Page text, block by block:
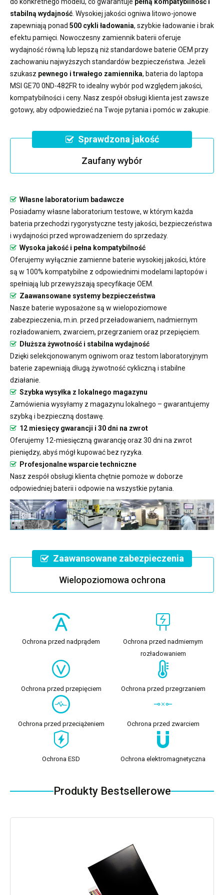
stabilną wydajność . Wysokiej jakości ogniwa litowo-jonowe
zapewniają ponad 500 cykli ładowania, szybkie ładowanie i brak
efektu pamięci. Nowoczesny zamiennik baterii oferuje
wydajność równą lub lepszą niż standardowe baterie OEM przy
zachowaniu najwyższych standardów bezpieczeństwa. Jeżeli
szukasz pewnego i trwałego zamiennika, bateria do laptopa
MSI GE70 0ND-482FR to idealny wybór pod względem jakości,
kompatybilności i ceny. Nasz zespół obsługi klienta jest zawsze
gotowy, aby odpowiedzieć na Twoje pytania i pomóc w zakupie.
Sprawdzona jakość
Zaufany wybór
Własne laboratorium badawcze
Posiadamy własne laboratorium testowe, w którym każda
bateria przechodzi rygorystyczne testy jakości, bezpieczeństwa
i wydajności przed wprowadzeniem do sprzedaży.
Wysoka jakość i pełna kompatybilność
Oferujemy wyłącznie zamienne baterie wysokiej jakości, które
są w 100% kompatybilne z odpowiednimi modelami laptopów i
spełniają lub przewyższają specyfikacje OEM.
Zaawansowane systemy bezpieczeństwa
Nasze baterie wyposażone są w wielopoziomowe
zabezpieczenia, m.in. przed przeładowaniem, nadmiernym
rozładowaniem, zwarciem, przegrzaniem oraz przepięciem.
Dłuższa żywotność i stabilna wydajność
Dzięki selekcjonowanym ogniwom oraz testom laboratoryjnym
baterie zapewniają długą żywotność cykliczną i stabilne
działanie.
Szybka wysyłka z lokalnego magazynu
Zamówienia wysyłamy z magazynu lokalnego – gwarantujemy
szybką i bezpieczną dostawę.
12 miesięcy gwarancji i 30 dni na zwrot
Oferujemy 12-miesięczną gwarancję oraz 30 dni na zwrot
pieniędzy, abyś mógł kupować bez ryzyka.
Profesjonalne wsparcie techniczne
Nasz zespół obsługi klienta chętnie pomoże w doborze
odpowiedniej baterii i odpowie na wszystkie pytania.
Zaawansowane zabezpieczenia
Wielopoziomowa ochrona
Ochrona przed nadprądem
Ochrona przed nadmiernym
rozładowaniem
Ochrona przed przepięciem Ochrona przed przegrzaniem
Ochrona przed przeciążeniem Ochrona przed zwarciem
Ochrona ESD Ochrona elektromagnetyczna
Produkty Bestsellerowe